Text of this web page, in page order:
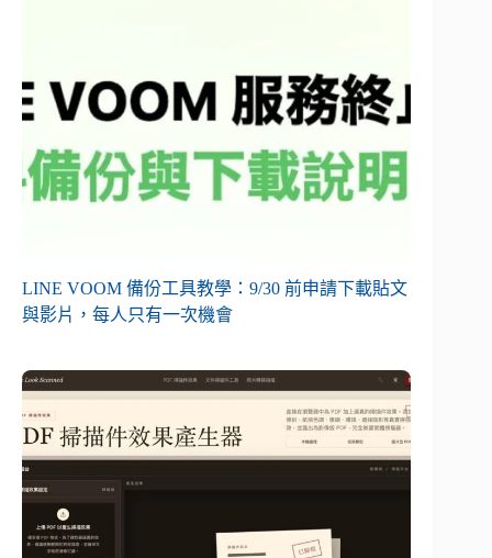
LINE VOOM 備份工具教學：9/30 前申請下載貼文
與影片，每人只有一次機會